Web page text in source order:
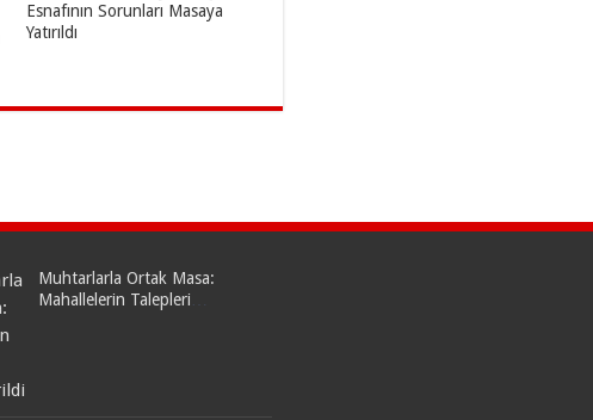
Esnafının Sorunları Masaya
Yatırıldı
Muhtarlarla Ortak Masa:
Mahallelerin Talepleri